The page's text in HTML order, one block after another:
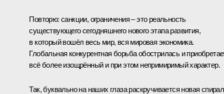
Повторю: санкции, ограничения – это реальность
существующего сегодняшнего нового этапа развития,
в который вошёл весь мир, вся мировая экономика.
Глобальная конкурентная борьба обострилась и
всё более изощрённый и при этом непримиримый характер.
Так, буквально на наших глаза раскручивается новая